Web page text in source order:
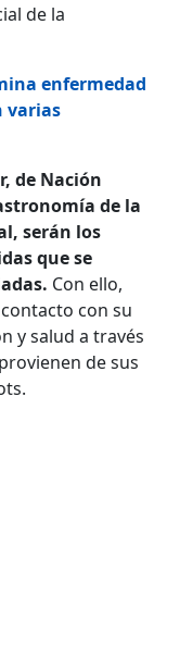
de la
enfermedad
varias
de Nación
de la
serán los
que se
Con ello,
con su
y salud a través
de sus